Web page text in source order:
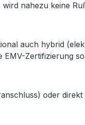
nahezu keine
auch hybrid
Zertifizierung
oder